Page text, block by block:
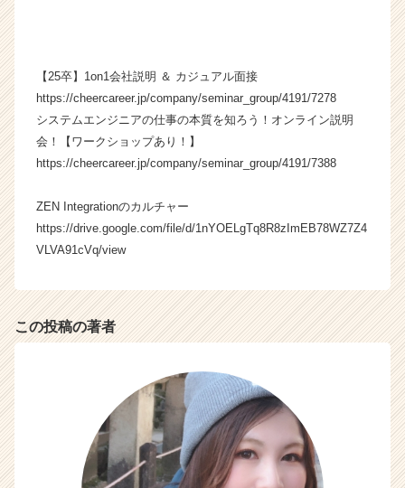
キ
ャ
リ
ア
（C
h
e
【25卒】1on1会社説明 ＆ カジュアル面接
https://cheercareer.jp/company/seminar_group/4191/7278
システムエンジニアの仕事の本質を知ろう！オンライン説明
会！【ワークショップあり！】
https://cheercareer.jp/company/seminar_group/4191/7388
ZEN Integrationのカルチャー
https://drive.google.com/file/d/1nYOELgTq8R8zImEB78WZ7Z4
VLVA91cVq/view
この投稿の著者